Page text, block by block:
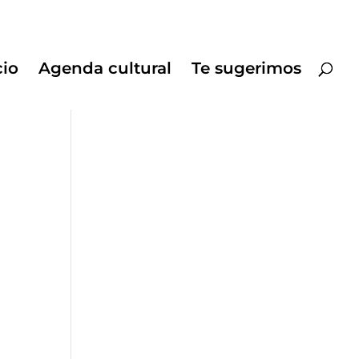
Agenda cultural Te sugerimos